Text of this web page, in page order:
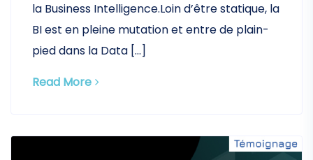
la Business Intelligence.Loin d’être statique, la
BI est en pleine mutation et entre de plain-
pied dans la Data […]
Read More